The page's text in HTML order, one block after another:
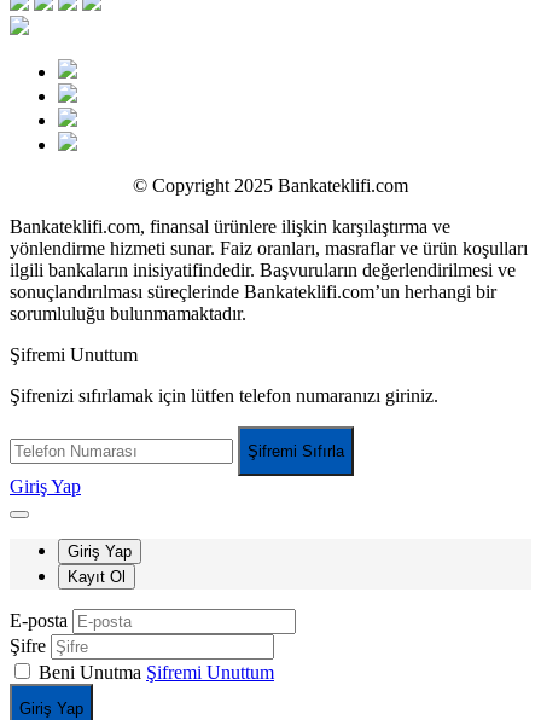
© Copyright 2025 Bankateklifi.com
Bankateklifi.com, finansal ürünlere ilişkin karşılaştırma ve
yönlendirme hizmeti sunar. Faiz oranları, masraflar ve ürün koşulları
ilgili bankaların inisiyatifindedir. Başvuruların değerlendirilmesi ve
sonuçlandırılması süreçlerinde Bankateklifi.com’un herhangi bir
sorumluluğu bulunmamaktadır.
Şifremi Unuttum
Şifrenizi sıfırlamak için lütfen telefon numaranızı giriniz.
Şifremi Sıfırla
Giriş Yap
Giriş Yap
Kayıt Ol
E-posta
Şifre
Beni Unutma Şifremi Unuttum
Giriş Yap